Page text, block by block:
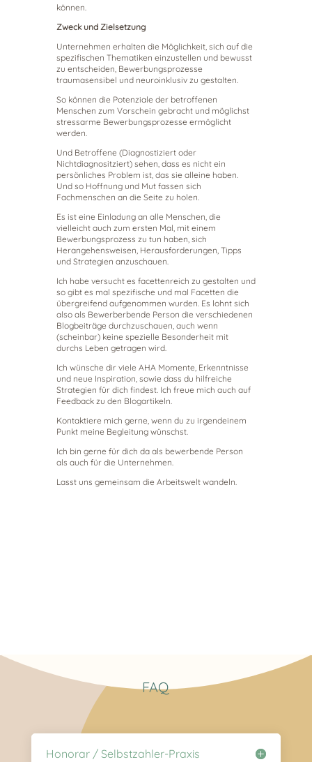
können.
Zweck und Zielsetzung
Unternehmen erhalten die Möglichkeit, sich auf die
spezifischen Thematiken einzustellen und bewusst
zu entscheiden, Bewerbungsprozesse
traumasensibel und neuroinklusiv zu gestalten.
So können die Potenziale der betroffenen
Menschen zum Vorschein gebracht und möglichst
stressarme Bewerbungsprozesse ermöglicht
werden.
Und Betroffene (Diagnostiziert oder
Nichtdiagnositziert) sehen, dass es nicht ein
persönliches Problem ist, das sie alleine haben.
Und so Hoffnung und Mut fassen sich
Fachmenschen an die Seite zu holen.
Es ist eine Einladung an alle Menschen, die
vielleicht auch zum ersten Mal, mit einem
Bewerbungsprozess zu tun haben, sich
Herangehensweisen, Herausforderungen, Tipps
und Strategien anzuschauen.
Ich habe versucht es facettenreich zu gestalten und
so gibt es mal spezifische und mal Facetten die
übergreifend aufgenommen wurden. Es lohnt sich
also als Bewerberbende Person die verschiedenen
Blogbeiträge durchzuschauen, auch wenn
(scheinbar) keine spezielle Besonderheit mit
durchs Leben getragen wird.
Ich wünsche dir viele AHA Momente, Erkenntnisse
und neue Inspiration, sowie dass du hilfreiche
Strategien für dich findest. Ich freue mich auch auf
Feedback zu den Blogartikeln.
Kontaktiere mich gerne, wenn du zu irgendeinem
Punkt meine Begleitung wünschst.
Ich bin gerne für dich da als bewerbende Person
als auch für die Unternehmen.
Lasst uns gemeinsam die Arbeitswelt wandeln.
FAQ
Honorar / Selbstzahler-Praxis